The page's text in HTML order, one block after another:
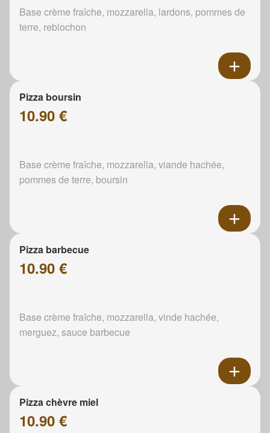
Base crème fraîche, mozzarella, lardons, pommes de
terre, reblochon
Pizza boursin
10.90 €
Base crème fraîche, mozzarella, viande hachée,
pommes de terre, boursin
Pizza barbecue
10.90 €
Base crème fraîche, mozzarella, vinde hachée,
merguez, sauce barbecue
Pizza chèvre miel
10.90 €